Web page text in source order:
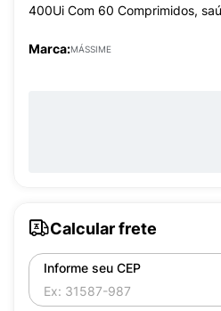
400Ui Com 60 Comprimidos,
Marca:MÁSSIME
Calcular frete
Informe seu CEP